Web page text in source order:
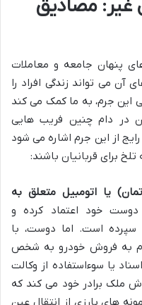
غیر: مصادیق
پنهان جامعه و معاملات
آن می تواند زندگی افراد را
این جرم، به ما کمک می کند
در دام چنین فریب هایی
از این جرم اشاره می شود
برای قربانیان باشند:
یا اتومبیل متعلق به
خود اعتماد کرده و
سپرده است. اما دوست، با
به فروش خودرو به شخص
یا سوءاستفاده از وکالت
ملک برادر خود می کند که
های بارزی از انتقال عین